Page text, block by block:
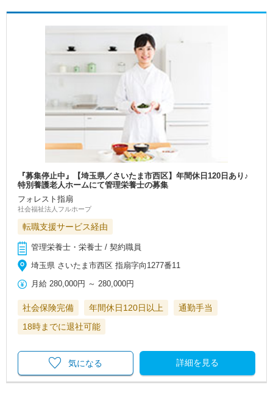
『募集停止中』【埼玉県／さいたま市西区】年間休日120日あり♪
特別養護老人ホームにて管理栄養士の募集
フォレスト指扇
社会福祉法人フルホープ
転職支援サービス経由
管理栄養士・栄養士 / 契約職員
埼玉県 さいたま市西区 指扇字向1277番11
月給 280,000円 ～280,000円
社会保険完備 年間休日120日以上
通勤手当
18時までに退社可能
詳細を見る
気になる